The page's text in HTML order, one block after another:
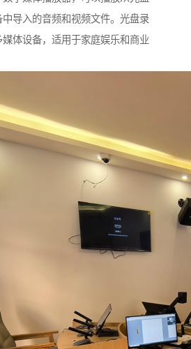
导入的音频和视频文件。光盘录
体设备，适用于家庭娱乐和商业